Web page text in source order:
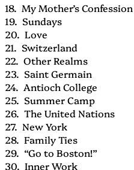
18. My Mother’s Confession
19. Sundays
20. Love
21. Switzerland
22. Other Realms
23. Saint Germain
24. Antioch College
25. Summer Camp
26. The United Nations
27. New York
28. Family Ties
29. “Go to Boston!”
30. Inner Work